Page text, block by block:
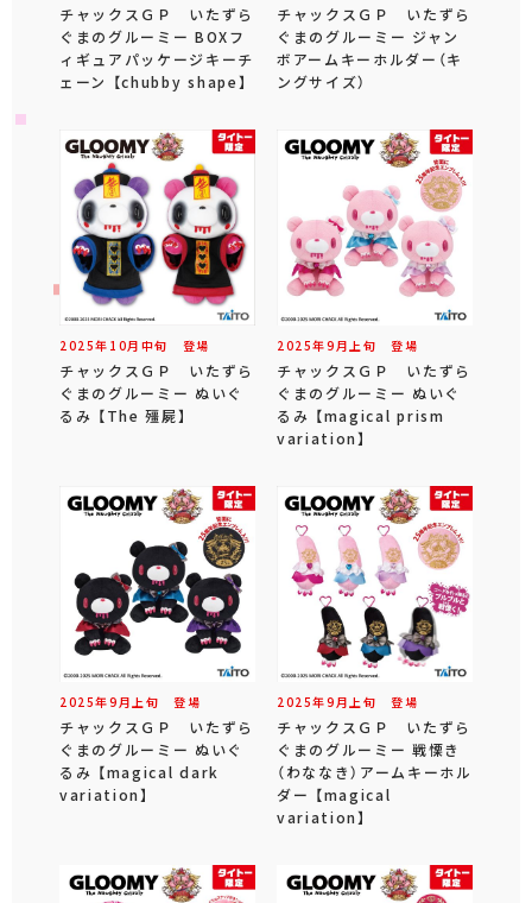
チャックスＧＰ いたずら
ぐまのグルーミー BOXフ
ィギュアパッケージキーチ
ェーン 【chubby shape】
チャックスＧＰ いたずら
ぐまのグルーミー ジャン
ボアームキーホルダー（キ
ングサイズ）
2025年 10月 中旬 登場
チャックスＧＰ いたずら
ぐまのグルーミー ぬいぐ
るみ 【The 殭屍】
2025年9 月 上旬 登場
チャックスＧＰ いたずら
ぐまのグルーミー ぬいぐ
るみ 【magical prism
variation】
2025年9 月 上旬 登場
チャックスＧＰ いたずら
ぐまのグルーミー ぬいぐ
るみ 【magical dark
variation】
2025年9 月 上旬 登場
チャックスＧＰ いたずら
ぐまのグルーミー 戦慄き
（わななき）アームキーホル
ダー 【magical
variation】